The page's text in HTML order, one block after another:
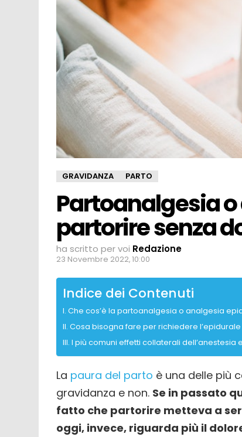
GRAVIDANZA PARTO
Partoanalgesia
partorire senza
ha scritto per voi Redazione
23 Novembre 2022, 10:00
Indice dei Contenuti
Che cos’è la partoanalgesia o analgesia
Cosa bisogna fare per richiedere l’epidurale
I più comuni effetti collaterali dell’anestesia
La paura del parto è una delle più
gravidanza e non. Se in passato
fatto che partorire metteva a
oggi, invece, riguarda più il